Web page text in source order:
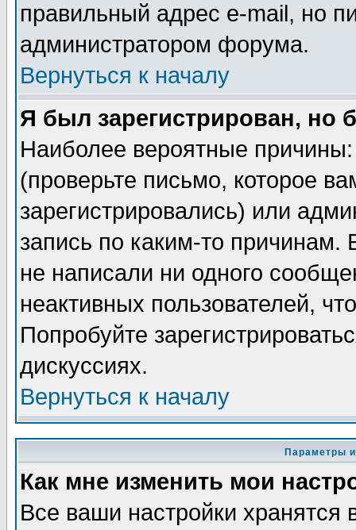
правильный адрес e-mail, но
администратором форума.
Вернуться к началу
Я был зарегистрирован, но
Наиболее вероятные
(проверьте письмо, которое
зарегистрировались) или
запись по каким-то
не написали ни одного
неактивных пользователей,
Попробуйте
дискуссиях.
Вернуться к началу
Параметры
Как мне изменить мои
Все ваши настройки